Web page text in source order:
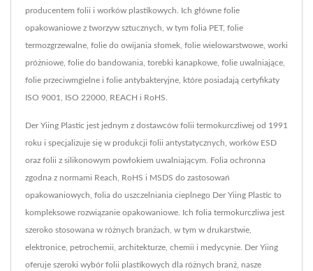
producentem folii i worków plastikowych. Ich główne folie
opakowaniowe z tworzyw sztucznych, w tym folia PET, folie
termozgrzewalne, folie do owijania słomek, folie wielowarstwowe, worki
próżniowe, folie do bandowania, torebki kanapkowe, folie uwalniające,
folie przeciwmgielne i folie antybakteryjne, które posiadają certyfikaty
ISO 9001, ISO 22000, REACH i RoHS.
Der Yiing Plastic jest jednym z dostawców folii termokurczliwej od 1991
roku i specjalizuje się w produkcji folii antystatycznych, worków ESD
oraz folii z silikonowym powłokiem uwalniającym. Folia ochronna
zgodna z normami Reach, RoHS i MSDS do zastosowań
opakowaniowych, folia do uszczelniania cieplnego Der Yiing Plastic to
kompleksowe rozwiązanie opakowaniowe. Ich folia termokurczliwa jest
szeroko stosowana w różnych branżach, w tym w drukarstwie,
elektronice, petrochemii, architekturze, chemii i medycynie. Der Yiing
oferuje szeroki wybór folii plastikowych dla różnych branż, nasze